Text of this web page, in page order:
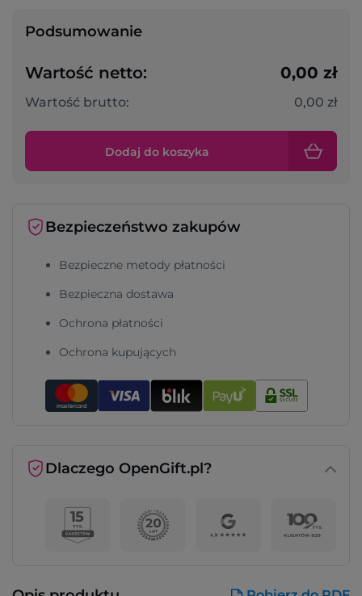
Podsumowanie
Wartość netto: 0,00 zł
Wartość brutto: 0,00 zł
Dodaj do koszyka
Bezpieczeństwo zakupów
Bezpieczne metody płatności
Bezpieczna dostawa
Ochrona płatności
Ochrona kupujących
Dlaczego OpenGift.pl?